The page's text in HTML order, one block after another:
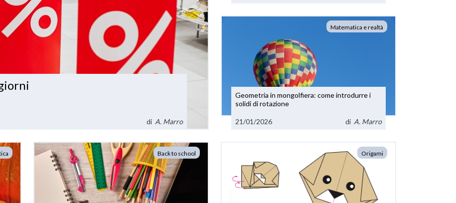
di A. Marro
Matematica e realtà
Geometria in mongolfiera: come introdurre i
solidi di rotazione
21/01/2026 di A. Marro
Back to school Origami